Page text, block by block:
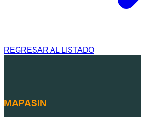
REGRESAR AL LISTADO
MAPASIN